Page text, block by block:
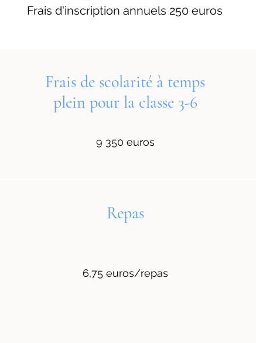
Frais d'inscription annuels 250 euros
Frais de scolarité à temps
plein pour la classe 3-6
9 350 euros
Repas
6,75 euros/repas